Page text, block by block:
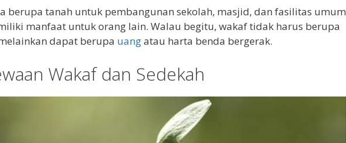
berupa tanah untuk pembangunan sekolah, masjid, dan fasilitas umum
manfaat untuk orang lain. Walau begitu, wakaf tidak harus berupa
dapat berupa uangatau harta benda bergerak.
Wakaf dan Sedekah